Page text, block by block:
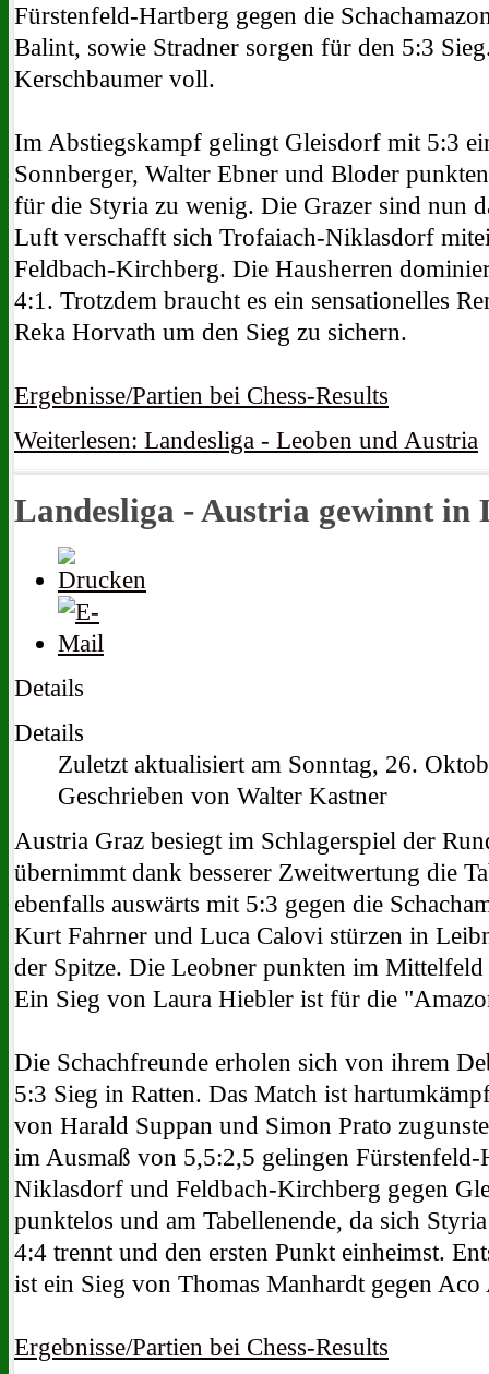
Fürstenfeld-Hartberg gegen die
Balint, sowie Stradner sorgen für den 5:3
Kerschbaumer voll.
Im Abstiegskampf gelingt Gleisdorf mit 5:3
Sonnberger, Walter Ebner und Bloder
für die Styria zu wenig. Die Grazer sind nun
Luft verschafft sich Trofaiach-Niklasdorf
Feldbach-Kirchberg. Die Hausherren
4:1. Trotzdem braucht es ein sensationelles
Reka Horvath um den Sieg zu sichern.
Ergebnisse/Partien bei Chess-Results
Weiterlesen: Landesliga - Leoben und Austria
Landesliga - Austria gewinnt in
Details
Details
Zuletzt aktualisiert am Sonntag, 26.
Geschrieben von Walter Kastner
Austria Graz besiegt im Schlagerspiel der
übernimmt dank besserer Zweitwertung die
ebenfalls auswärts mit 5:3 gegen die
Kurt Fahrner und Luca Calovi stürzen in
der Spitze. Die Leobner punkten im
Ein Sieg von Laura Hiebler ist für die
Die Schachfreunde erholen sich von ihrem
5:3 Sieg in Ratten. Das Match ist
von Harald Suppan und Simon Prato
im Ausmaß von 5,5:2,5 gelingen Fürstenfeld-
Niklasdorf und Feldbach-Kirchberg gegen
punktelos und am Tabellenende, da sich
4:4 trennt und den ersten Punkt einheimst.
ist ein Sieg von Thomas Manhardt gegen
Ergebnisse/Partien bei Chess-Results